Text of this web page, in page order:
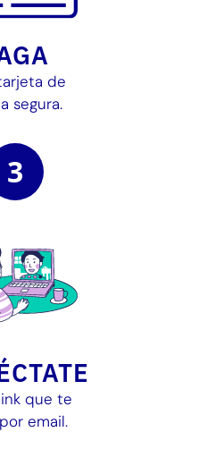
de
segura.
3
que te
por email.